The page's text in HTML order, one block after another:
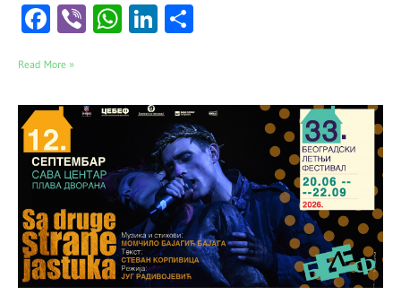
Facebook
ViberWhatsApp
LinkedIn
Read More »